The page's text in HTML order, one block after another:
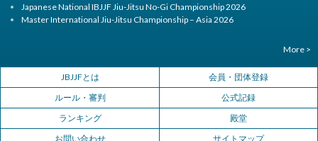
Japanese National IBJJF Jiu-Jitsu No-Gi Championship 2026
Master International Jiu-Jitsu Championship – Asia 2026
More >
JBJJFとは
会員・団体登録
ルール・審判
公式記録
ランキング
殿堂
お問い合わせ
サイトマップ